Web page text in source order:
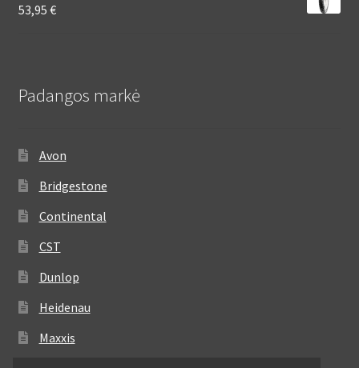
53,95 €
Padangos markė
Avon
Bridgestone
Continental
CST
Dunlop
Heidenau
Maxxis